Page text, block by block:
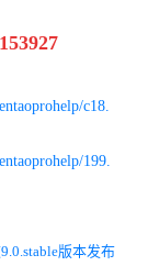
c18.
199.
版本发布